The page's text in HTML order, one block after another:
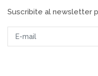
Suscribite al newsletter